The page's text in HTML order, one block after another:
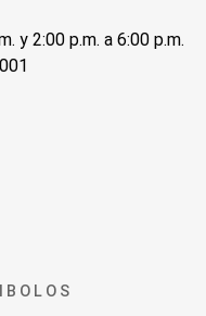
y 2:00 p.m. a 6:00 p.m.